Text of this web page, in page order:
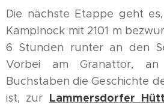
Die nächste Etappe geht
Kamplnock mit 2101 m
6 Stunden runter an den
Vorbei am Granattor,
Buchstaben die Geschichte
ist, zur Lammersdorfer